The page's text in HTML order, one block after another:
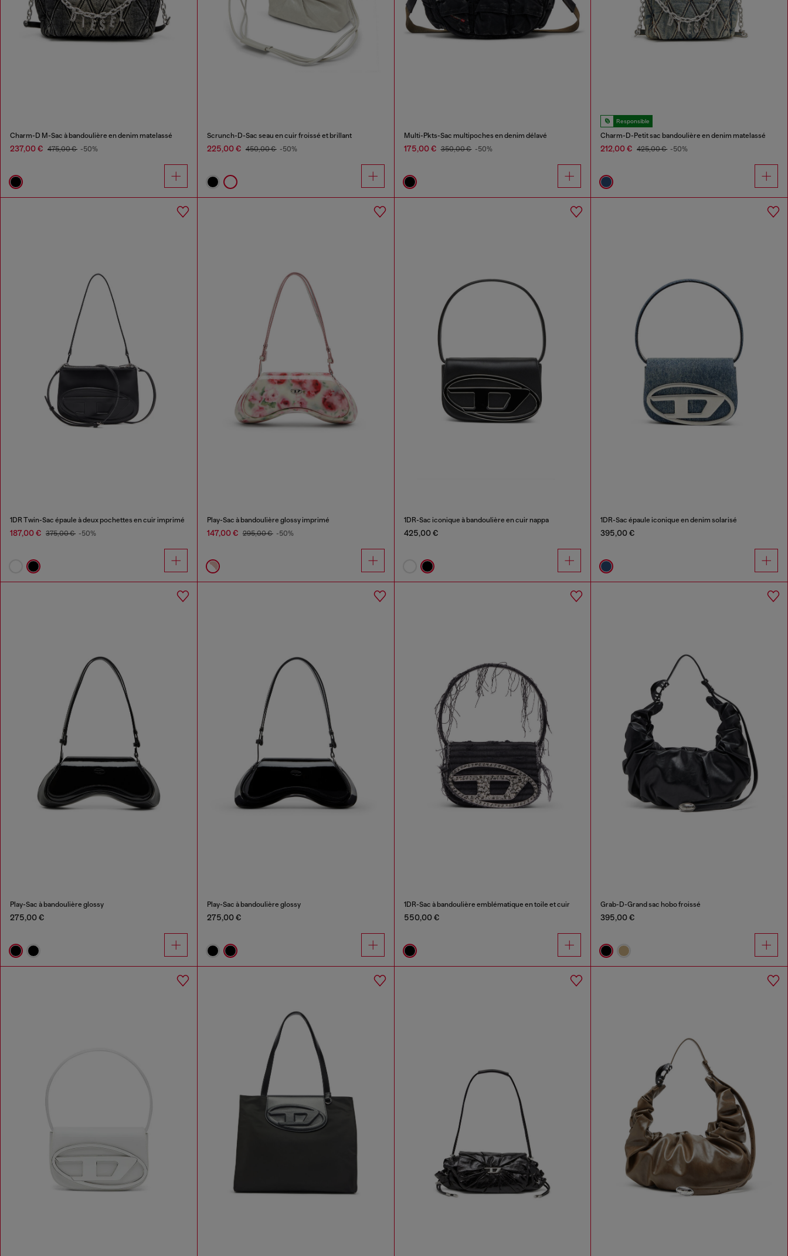
Charm-D M-Sac à bandoulière en denim matelassé
237,00 € 475,00 € -50%
Scrunch-D-Sac seau en cuir froissé et brillant
225,00 € 450,00 € -50%
Multi-Pkts-Sac multipoches en denim délavé
175,00 € 350,00 € -50%
Responsible
Charm-D-Petit sac bandoulière en denim matelassé
212,00 € 425,00 € -50%
1DR Twin-Sac épaule à deux pochettes en cuir imprimé
187,00 € 375,00 € -50%
Play-Sac à bandoulière glossy imprimé
147,00 € 295,00 € -50%
1DR-Sac iconique à bandoulière en cuir nappa
425,00 €
1DR-Sac épaule iconique en denim solarisé
395,00 €
Play-Sac à bandoulière glossy
275,00 €
Play-Sac à bandoulière glossy
275,00 €
1DR-Sac à bandoulière emblématique en toile et cuir
550,00 €
Grab-D-Grand sac hobo froissé
395,00 €